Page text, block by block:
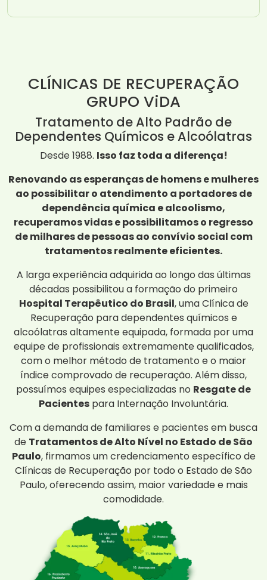
CLÍNICAS DE RECUPERAÇÃO
GRUPO ViDA
Tratamento de Alto Padrão de
Dependentes Químicos e Alcoólatras
Desde 1988. Isso faz toda a diferença!
Renovando as esperanças de homens e mulheres
ao possibilitar o atendimento a portadores de
dependência química e alcoolismo,
recuperamos vidas e possibilitamos o regresso
de milhares de pessoas ao convívio social com
tratamentos realmente eficientes.
A larga experiência adquirida ao longo das últimas
décadas possibilitou a formação do primeiro
Hospital Terapêutico do Brasil, uma Clínica de
Recuperação para dependentes químicos e
alcoólatras altamente equipada, formada por uma
equipe de profissionais extremamente qualificados,
com o melhor método de tratamento e o maior
índice comprovado de recuperação. Além disso,
possuímos equipes especializadas no Resgate de
Pacientes para Internação Involuntária.
Com a demanda de familiares e pacientes em busca
de Tratamentos de Alto Nível no Estado de São
Paulo, firmamos um credenciamento específico de
Clínicas de Recuperação por todo o Estado de São
Paulo, oferecendo assim, maior variedade e mais
comodidade.